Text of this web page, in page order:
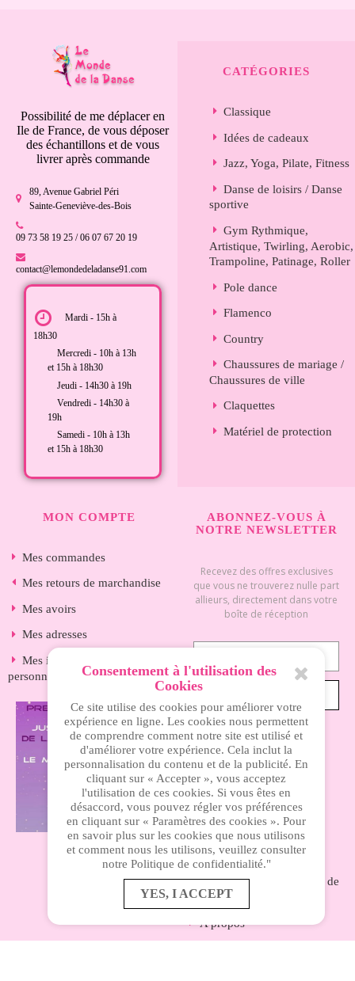
Possibilité de me déplacer en
Ile de France, de vous déposer
des échantillons et de vous
livrer après commande
89, Avenue Gabriel Péri
Sainte-Geneviève-des-Bois
09 73 58 19 25 / 06 07 67 20 19
contact@lemondedeladanse91.com
Mardi - 15h à
18h30
Mercredi - 10h à 13h
et 15h à 18h30
Jeudi - 14h30 à 19h
Vendredi - 14h30 à
19h
Samedi - 10h à 13h
et 15h à 18h30
CATÉGORIES
Classique
Idées de cadeaux
Jazz, Yoga, Pilate, Fitness
Danse de loisirs / Danse
sportive
Gym Rythmique,
Artistique, Twirling, Aerobic,
Trampoline, Patinage, Roller
Pole dance
Flamenco
Country
Chaussures de mariage /
Chaussures de ville
Claquettes
Matériel de protection
MON COMPTE
Mes commandes
Mes retours de marchandise
Mes avoirs
Mes adresses
Mes informations
personnelles
ABONNEZ-VOUS À
NOTRE NEWSLETTER
Recevez des offres exclusives
que vous ne trouverez nulle part
allieurs, directement dans votre
boîte de réception
INFORMATIONS
Nos magasins
Livraison
Mentions légales
Nos conditions générales de
ventes
A propos
Consentement à l'utilisation des
Cookies
Ce site utilise des cookies pour améliorer votre
expérience en ligne. Les cookies nous permettent
de comprendre comment notre site est utilisé et
d'améliorer votre expérience. Cela inclut la
personnalisation du contenu et de la publicité. En
cliquant sur « Accepter », vous acceptez
l'utilisation de ces cookies. Si vous êtes en
désaccord, vous pouvez régler vos préférences
en cliquant sur « Paramètres des cookies ». Pour
en savoir plus sur les cookies que nous utilisons
et comment nous les utilisons, veuillez consulter
notre Politique de confidentialité."
YES, I ACCEPT